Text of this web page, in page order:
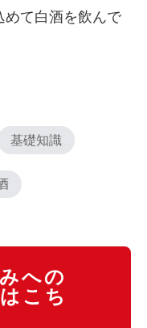
めて白酒を飲んで
基礎知識
への
こち